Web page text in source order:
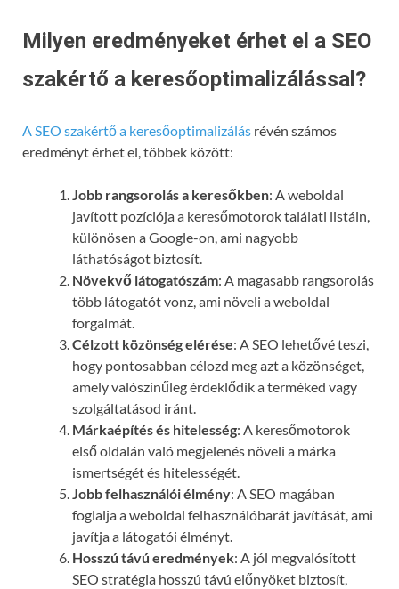
Milyen eredményeket érhet el a SEO
szakértő a keresőoptimalizálással?
A SEO szakértő a keresőoptimalizálás révén számos
eredményt érhet el, többek között:
Jobb rangsorolás a keresőkben: A weboldal
javított pozíciója a keresőmotorok találati listáin,
különösen a Google-on, ami nagyobb
láthatóságot biztosít.
Növekvő látogatószám: A magasabb rangsorolás
több látogatót vonz, ami növeli a weboldal
forgalmát.
Célzott közönség elérése: A SEO lehetővé teszi,
hogy pontosabban célozd meg azt a közönséget,
amely valószínűleg érdeklődik a terméked vagy
szolgáltatásod iránt.
Márkaépítés és hitelesség: A keresőmotorok
első oldalán való megjelenés növeli a márka
ismertségét és hitelességét.
Jobb felhasználói élmény: A SEO magában
foglalja a weboldal felhasználóbarát javítását, ami
javítja a látogatói élményt.
Hosszú távú eredmények: A jól megvalósított
SEO stratégia hosszú távú előnyöket biztosít,